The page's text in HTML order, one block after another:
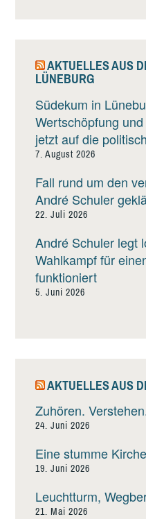
AKTUELLES AUS
LÜNEBURG
Südekum in
Wertschöpfung
jetzt auf die
7. August 2026
Fall rund um den
André Schuler
22. Juli 2026
André Schuler legt
Wahlkampf für
funktioniert
5. Juni 2026
AKTUELLES AUS
Zuhören.
24. Juni 2026
Eine stumme
19. Juni 2026
Leuchtturm,
21. Mai 2026